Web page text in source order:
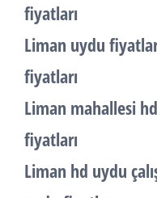
fiyatları
Liman uydu
fiyatları
Liman mahallesi
fiyatları
Liman hd uydu